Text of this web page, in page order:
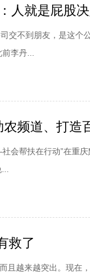
人就是屁股
交不到朋友，是这个
李丹...
频道、打造
帮扶在行动”在重
救了
且越来越突出。现在